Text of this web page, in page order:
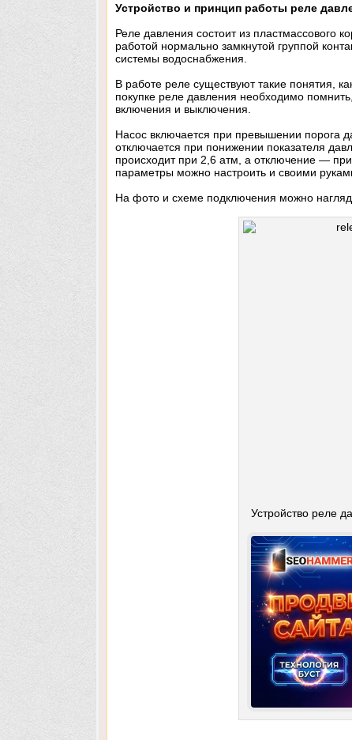
Устройство и принцип работы реле
Реле давления состоит из пластмассового
работой нормально замкнутой группой
системы водоснабжения.
В работе реле существуют такие понятия,
покупке реле давления необходимо
включения и выключения.
Насос включается при превышении порога
отключается при понижении показателя
происходит при 2,6 атм, а отключение —
параметры можно настроить и своими
На фото и схеме подключения можно
Устройство реле